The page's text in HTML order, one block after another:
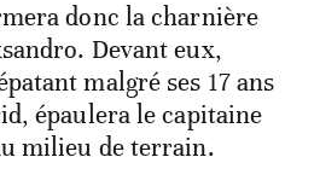
donc la charnière
Devant eux,
malgré ses 17 ans
épaulera le capitaine
milieu de terrain.